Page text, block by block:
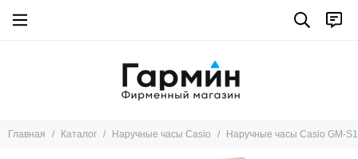
Главная Каталог Наручные часы Casio Наручные часы Casio GM-